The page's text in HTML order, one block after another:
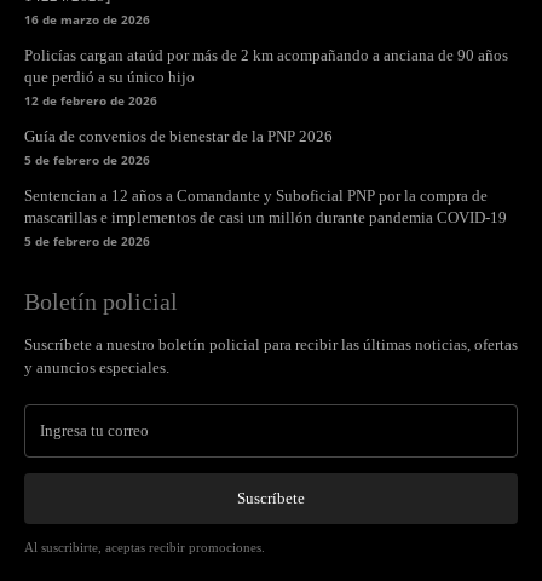
16 de marzo de 2026
Policías cargan ataúd por más de 2 km acompañando a anciana de 90 años
que perdió a su único hijo
12 de febrero de 2026
Guía de convenios de bienestar de la PNP 2026
5 de febrero de 2026
Sentencian a 12 años a Comandante y Suboficial PNP por la compra de
mascarillas e implementos de casi un millón durante pandemia COVID-19
5 de febrero de 2026
Boletín policial
Suscríbete a nuestro boletín policial para recibir las últimas noticias, ofertas
y anuncios especiales.
Suscríbete
Al suscribirte, aceptas recibir promociones.